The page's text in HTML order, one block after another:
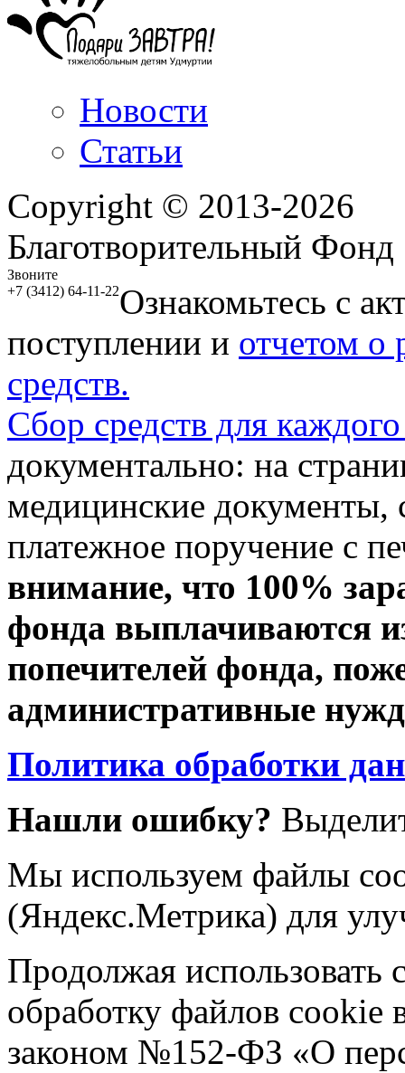
Новости
Статьи
Copyright © 2013-2026
Благотворительный
Звоните
+7 (3412) 64-11-22Ознакомьтесь с
поступлении и отчетом о
средств.
Сбор средств для
документально: на
медицинские документы,
платежное поручение с
внимание, что 100%
фонда выплачиваются
попечителей фонда,
административные
Политика обработки
Нашли ошибку?
Мы используем файлы
(Яндекс.Метрика) для
Продолжая использовать
обработку файлов cookie
законом №152-ФЗ «О